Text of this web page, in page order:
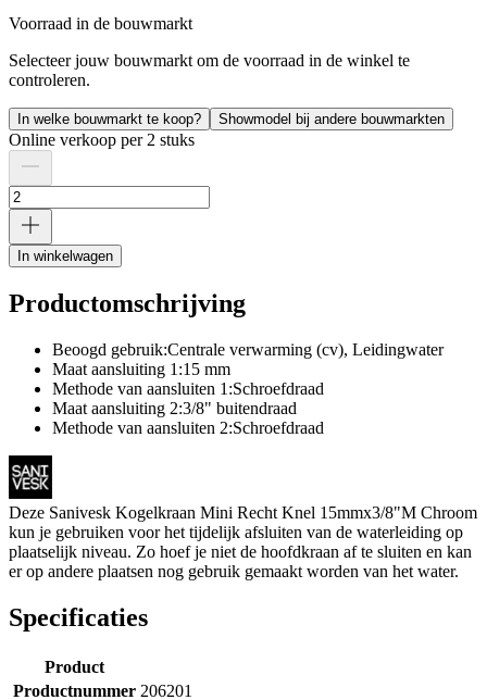
Voorraad in de bouwmarkt
Selecteer jouw bouwmarkt om de voorraad in de winkel te
controleren.
In welke bouwmarkt te koop? Showmodel bij andere bouwmarkten
Online verkoop per 2 stuks
In winkelwagen
Productomschrijving
Beoogd gebruik:Centrale verwarming (cv), Leidingwater
Maat aansluiting 1:15 mm
Methode van aansluiten 1:Schroefdraad
Maat aansluiting 2:3/8" buitendraad
Methode van aansluiten 2:Schroefdraad
Deze Sanivesk Kogelkraan Mini Recht Knel 15mmx3/8"M Chroom
kun je gebruiken voor het tijdelijk afsluiten van de waterleiding op
plaatselijk niveau. Zo hoef je niet de hoofdkraan af te sluiten en kan
er op andere plaatsen nog gebruik gemaakt worden van het water.
Specificaties
Product
Productnummer 206201